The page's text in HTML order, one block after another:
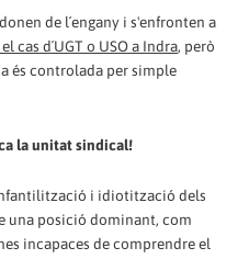
de l´engany i s'enfronten a
cas d´UGT o USO a Indra, però
és controlada per simple
la unitat sindical!
i idiotització dels
una posició dominant, com
incapaces de comprendre el